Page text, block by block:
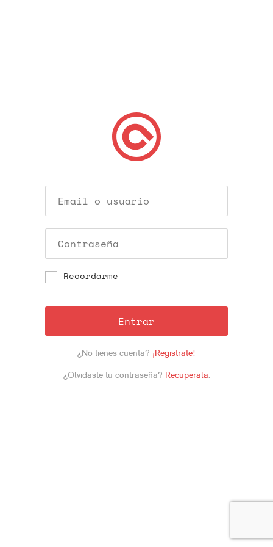
Recordarme
Entrar
¿No tienes cuenta? ¡Registrate!
¿Olvidaste tu contraseña? Recuperala.